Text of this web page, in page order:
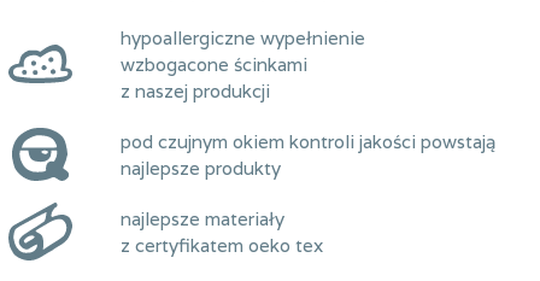
hypoallergiczne wypełnienie
wzbogacone ścinkami
z naszej produkcji
pod czujnym okiem kontroli jakości powstają
najlepsze produkty
najlepsze materiały
z certyfikatem oeko tex